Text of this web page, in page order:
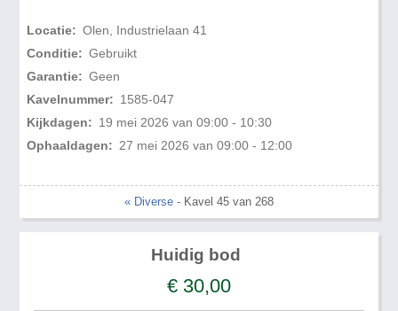
Locatie: Olen, Industrielaan 41
Conditie: Gebruikt
Garantie: Geen
Kavelnummer: 1585-047
Kijkdagen: 19 mei 2026 van 09:00 - 10:30
Ophaaldagen: 27 mei 2026 van 09:00 - 12:00
« Diverse - Kavel 45 van 268
Huidig bod
€ 30,00